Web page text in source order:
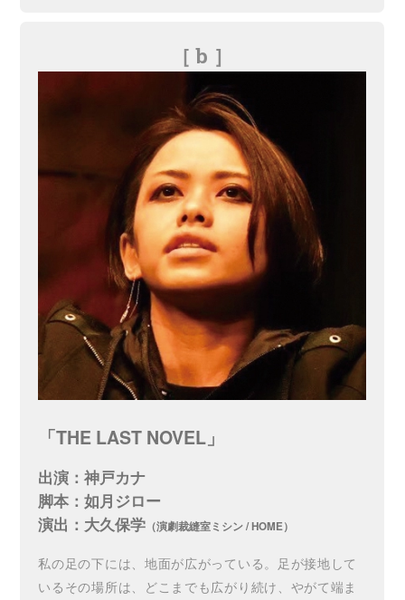
［ b ］
「THE LAST NOVEL」
出演：神戸カナ
脚本：如月ジロー
演出：大久保学 （演劇裁縫室ミシン / HOME）
私の足の下には、地面が広がっている。足が接地して
いるその場所は、どこまでも広がり続け、やがて端ま